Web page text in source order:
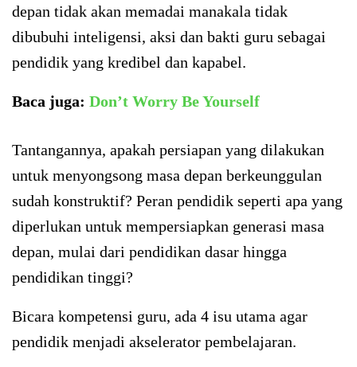
depan tidak akan memadai manakala tidak
dibubuhi inteligensi, aksi dan bakti guru sebagai
pendidik yang kredibel dan kapabel.
Baca juga: Don’t Worry Be Yourself
Tantangannya, apakah persiapan yang dilakukan
untuk menyongsong masa depan berkeunggulan
sudah konstruktif? Peran pendidik seperti apa yang
diperlukan untuk mempersiapkan generasi masa
depan, mulai dari pendidikan dasar hingga
pendidikan tinggi?
Bicara kompetensi guru, ada 4 isu utama agar
pendidik menjadi akselerator pembelajaran.